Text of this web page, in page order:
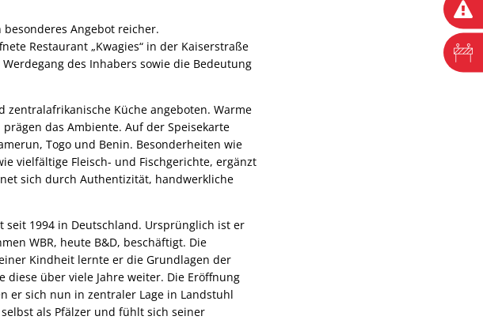
Angebot reicher.
Restaurant „Kwagies“ in der Kaiserstraße
des Inhabers sowie die Bedeutung
Küche angeboten. Warme
das Ambiente. Auf der Speisekarte
Togo und Benin. Besonderheiten wie
vielfältige Fleisch- und Fischgerichte, ergänzt
sich durch Authentizität, handwerkliche
seit 1994 in Deutschland. Ursprünglich ist er
WBR, heute B&D, beschäftigt. Die
Kindheit lernte er die Grundlagen der
über viele Jahre weiter. Die Eröffnung
er sich nun in zentraler Lage in Landstuhl
als Pfälzer und fühlt sich seiner